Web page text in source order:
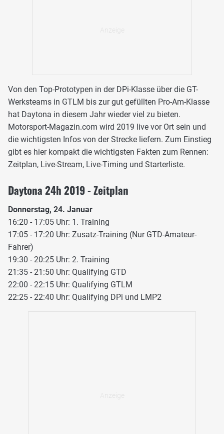
Von den Top-Prototypen in der DPi-Klasse über die GT-
Werksteams in GTLM bis zur gut gefüllten Pro-Am-Klasse
hat Daytona in diesem Jahr wieder viel zu bieten.
Motorsport-Magazin.com wird 2019 live vor Ort sein und
die wichtigsten Infos von der Strecke liefern. Zum Einstieg
gibt es hier kompakt die wichtigsten Fakten zum Rennen:
Zeitplan, Live-Stream, Live-Timing und Starterliste.
Daytona 24h 2019 - Zeitplan
Donnerstag, 24. Januar
16:20 - 17:05 Uhr: 1. Training
17:05 - 17:20 Uhr: Zusatz-Training (Nur GTD-Amateur-
Fahrer)
19:30 - 20:25 Uhr: 2. Training
21:35 - 21:50 Uhr: Qualifying GTD
22:00 - 22:15 Uhr: Qualifying GTLM
22:25 - 22:40 Uhr: Qualifying DPi und LMP2